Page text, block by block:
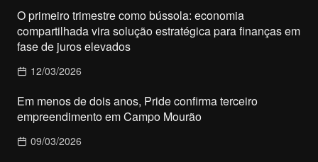
O primeiro trimestre como bússola: economia
compartilhada vira solução estratégica para finanças em
fase de juros elevados
12/03/2026
Em menos de dois anos, Pride confirma terceiro
empreendimento em Campo Mourão
09/03/2026